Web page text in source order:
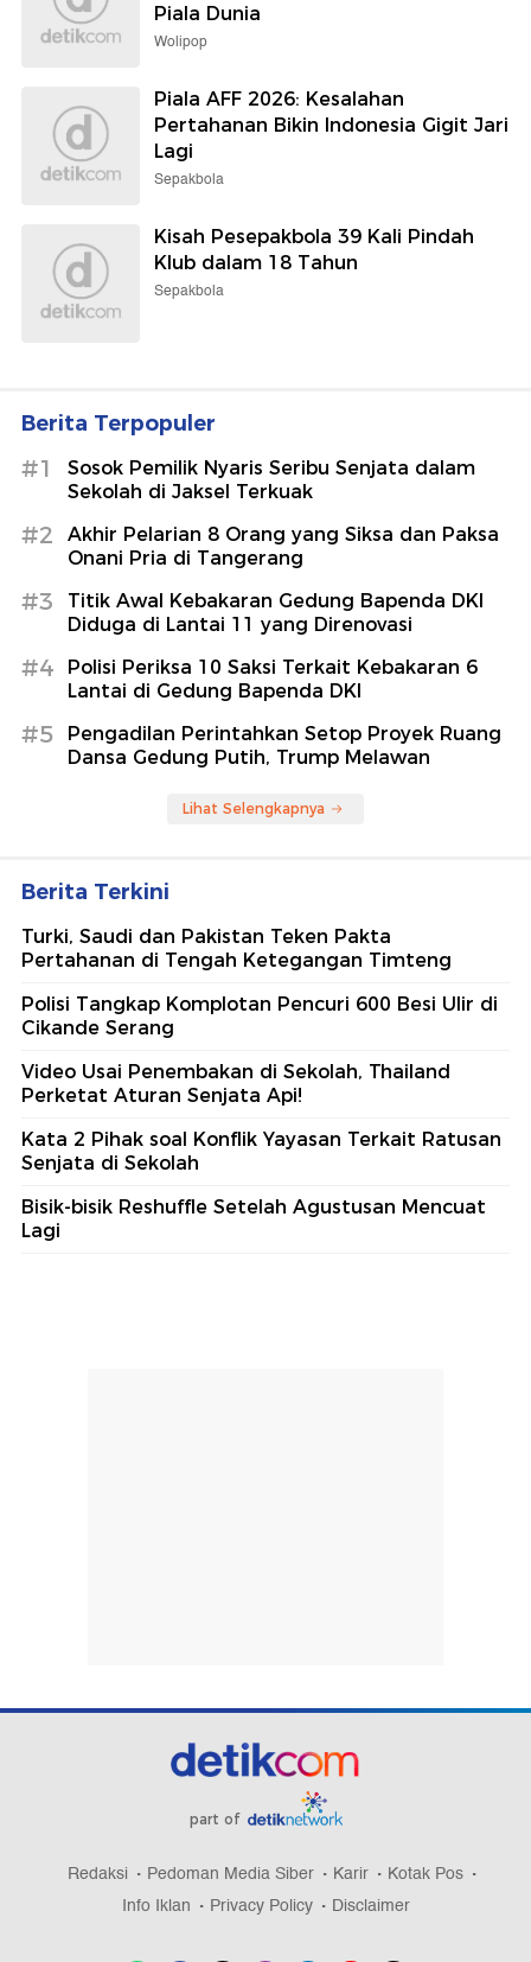
Piala Dunia
Wolipop
Piala AFF 2026: Kesalahan
Pertahanan Bikin Indonesia Gigit Jari
Lagi
Sepakbola
Kisah Pesepakbola 39 Kali Pindah
Klub dalam 18 Tahun
Sepakbola
Berita Terpopuler
#1
Sosok Pemilik Nyaris Seribu Senjata dalam
Sekolah di Jaksel Terkuak
#2
Akhir Pelarian 8 Orang yang Siksa dan Paksa
Onani Pria di Tangerang
#3
Titik Awal Kebakaran Gedung Bapenda DKI
Diduga di Lantai 11 yang Direnovasi
#4
Polisi Periksa 10 Saksi Terkait Kebakaran 6
Lantai di Gedung Bapenda DKI
#5
Pengadilan Perintahkan Setop Proyek Ruang
Dansa Gedung Putih, Trump Melawan
Lihat Selengkapnya
Berita Terkini
Turki, Saudi dan Pakistan Teken Pakta
Pertahanan di Tengah Ketegangan Timteng
Polisi Tangkap Komplotan Pencuri 600 Besi Ulir di
Cikande Serang
Video Usai Penembakan di Sekolah, Thailand
Perketat Aturan Senjata Api!
Kata 2 Pihak soal Konflik Yayasan Terkait Ratusan
Senjata di Sekolah
Bisik-bisik Reshuffle Setelah Agustusan Mencuat
Lagi
part of
Redaksi Pedoman Media Siber Karir
Kotak Pos
Info Iklan
Privacy Policy Disclaimer